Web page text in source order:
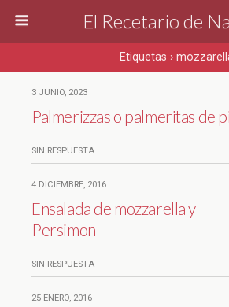
El Recetario de
Etiquetas ›
3 JUNIO, 2023
Palmerizzas o palmeritas de
SIN RESPUESTA
4 DICIEMBRE, 2016
Ensalada de mozzarella y
Persimon
SIN RESPUESTA
25 ENERO, 2016